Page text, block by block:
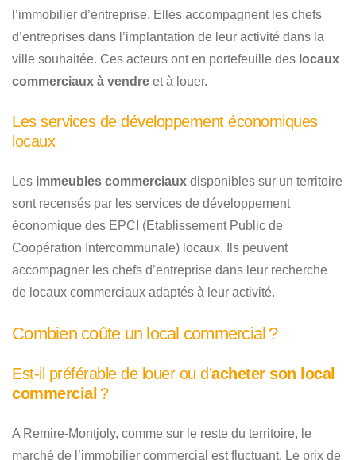
l’immobilier d’entreprise. Elles accompagnent les chefs
d’entreprises dans l’implantation de leur activité dans la
ville souhaitée. Ces acteurs ont en portefeuille des locaux
commerciaux à vendre et à louer.
Les services de développement économiques
locaux
Les immeubles commerciaux disponibles sur un territoire
sont recensés par les services de développement
économique des EPCI (Etablissement Public de
Coopération Intercommunale) locaux. Ils peuvent
accompagner les chefs d’entreprise dans leur recherche
de locaux commerciaux adaptés à leur activité.
Combien coûte un local commercial ?
Est-il préférable de louer ou d’acheter son local
commercial ?
A Remire-Montjoly, comme sur le reste du territoire, le
marché de l’immobilier commercial est fluctuant. Le prix de